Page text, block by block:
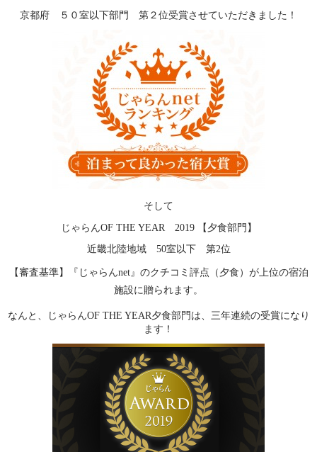
京都府 ５０室以下部門 第２位受賞させていただきました！
そして
じゃらんOF THE YEAR 2019 【夕食部門】
近畿北陸地域 50室以下 第2位
【審査基準】『じゃらんnet』のクチコミ評点（夕食）が上位の宿泊
施設に贈られます。
なんと、じゃらんOF THE YEAR夕食部門は、三年連続の受賞になり
ます！